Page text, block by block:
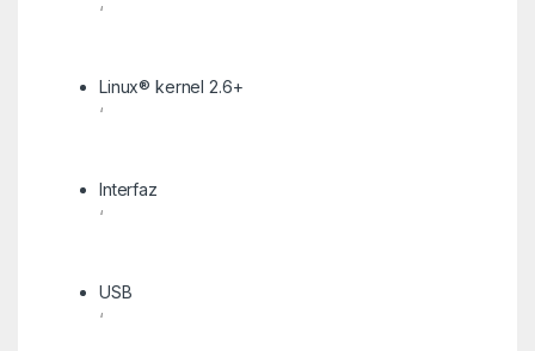
‘
Linux® kernel 2.6+
‘
Interfaz
‘
USB
‘